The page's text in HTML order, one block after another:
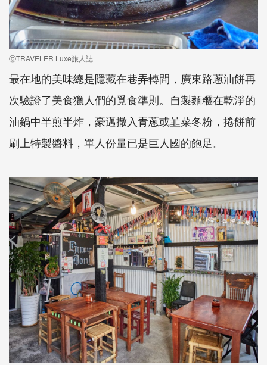
ⓒTRAVELER Luxe旅人誌
最在地的美味總是隱藏在巷弄轉間，廣東路蔥油餅再
次驗證了美食獵人們的覓食準則。自製麵糰在乾淨的
油鍋中半煎半炸，豪邁撒入青蔥或韮菜冬粉，捲餅前
刷上特製醬料，單人份量已是巨人國的飽足。